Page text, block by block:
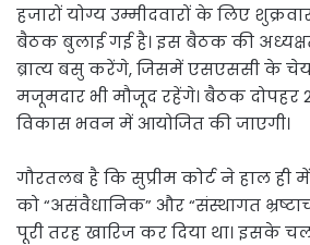
हजारों योग्य उम्मीदवारों के लिए
बैठक बुलाई गई है। इस बैठक की
ब्रात्य बसु करेंगे, जिसमें एसएससी के
मजूमदार भी मौजूद रहेंगे। बैठक
विकास भवन में आयोजित की जाएगी।
गौरतलब है कि सुप्रीम कोर्ट ने हाल ही
को “असंवैधानिक” और “संस्थागत
पूरी तरह खारिज कर दिया था। इसके